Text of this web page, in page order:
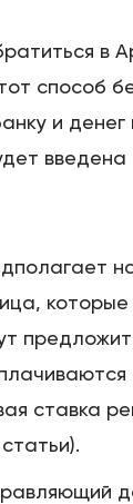
в
способ
и денег
введена
ставка